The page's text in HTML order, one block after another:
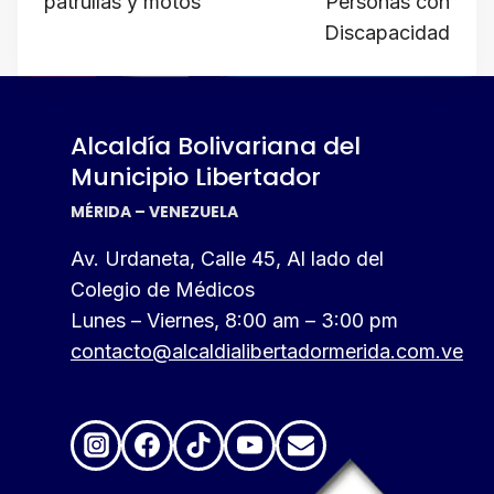
Discapacidad
Alcaldía Bolivariana del
Municipio Libertador
MÉRIDA – VENEZUELA
Av. Urdaneta, Calle 45, Al lado del
Colegio de Médicos
Lunes – Viernes, 8:00 am – 3:00 pm
contacto@alcaldialibertadormerida.com.ve